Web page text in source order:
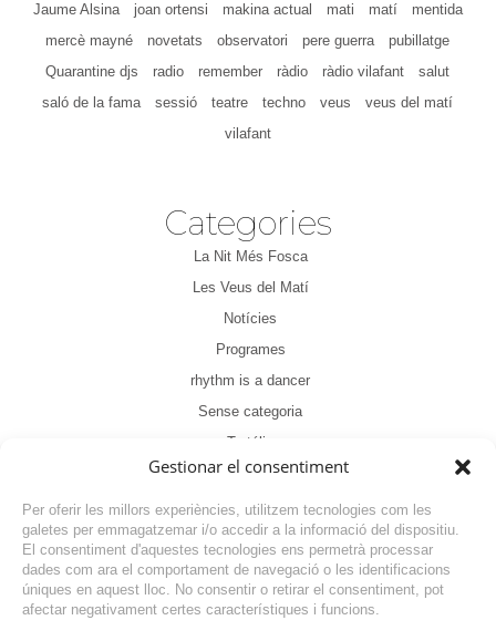
Gestionar el consentiment
Per oferir les millors experiències, utilitzem tecnologies com les
galetes per emmagatzemar i/o accedir a la informació del dispositiu.
El consentiment d'aquestes tecnologies ens permetrà processar
dades com ara el comportament de navegació o les identificacions
úniques en aquest lloc. No consentir o retirar el consentiment, pot
afectar negativament certes característiques i funcions.
Jaume Alsina
joan ortensi makina actual mati matí
mentida
mercè mayné
novetats observatori pere guerra
pubillatge
Quarantine djs
radio remember ràdio ràdio vilafant
salut
saló de la fama
sessió teatre techno veus
veus del matí
vilafant
Categories
La Nit Més Fosca
Les Veus del Matí
Notícies
Programes
rhythm is a dancer
Sense categoria
Tertúlia
NOTÍCIA ANTERIOR
NOTÍCIA SEGÜENT